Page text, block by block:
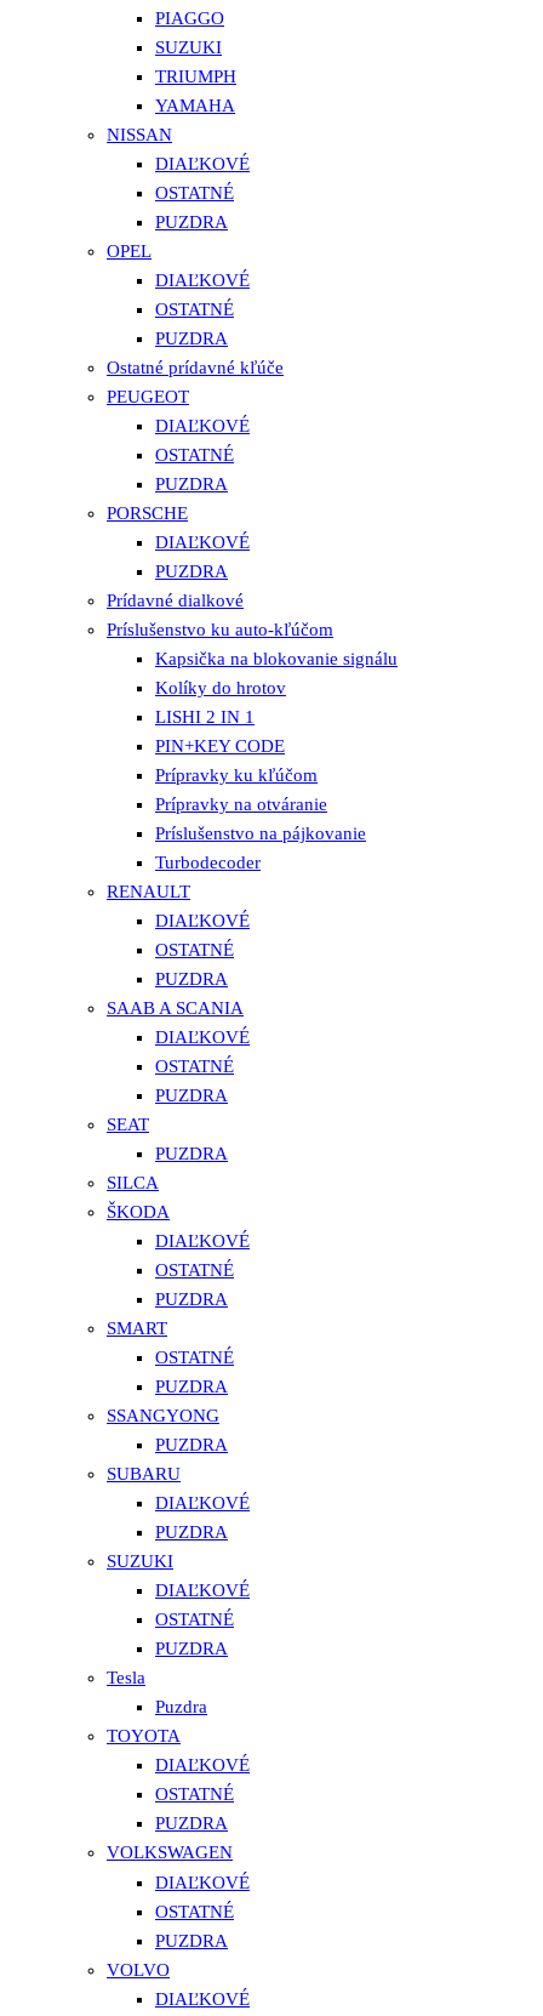
PIAGGO
SUZUKI
TRIUMPH
YAMAHA
NISSAN
DIAĽKOVÉ
OSTATNÉ
PUZDRA
OPEL
DIAĽKOVÉ
OSTATNÉ
PUZDRA
Ostatné prídavné kľúče
PEUGEOT
DIAĽKOVÉ
OSTATNÉ
PUZDRA
PORSCHE
DIAĽKOVÉ
PUZDRA
Prídavné dialkové
Príslušenstvo ku auto-kľúčom
Kapsička na blokovanie signálu
Kolíky do hrotov
LISHI 2 IN 1
PIN+KEY CODE
Prípravky ku kľúčom
Prípravky na otváranie
Príslušenstvo na pájkovanie
Turbodecoder
RENAULT
DIAĽKOVÉ
OSTATNÉ
PUZDRA
SAAB A SCANIA
DIAĽKOVÉ
OSTATNÉ
PUZDRA
SEAT
PUZDRA
SILCA
ŠKODA
DIAĽKOVÉ
OSTATNÉ
PUZDRA
SMART
OSTATNÉ
PUZDRA
SSANGYONG
PUZDRA
SUBARU
DIAĽKOVÉ
PUZDRA
SUZUKI
DIAĽKOVÉ
OSTATNÉ
PUZDRA
Tesla
Puzdra
TOYOTA
DIAĽKOVÉ
OSTATNÉ
PUZDRA
VOLKSWAGEN
DIAĽKOVÉ
OSTATNÉ
PUZDRA
VOLVO
DIAĽKOVÉ